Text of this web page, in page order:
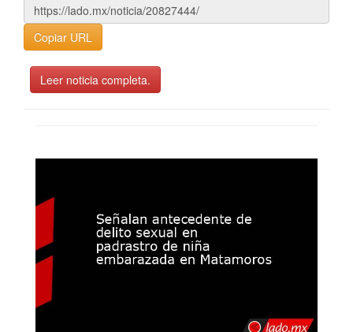
Copiar URL
Leer noticia completa.